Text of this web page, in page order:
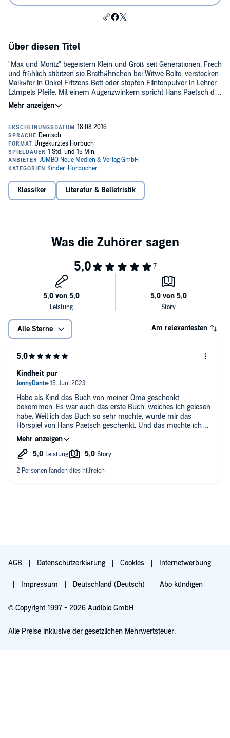
Über diesen Titel
"Max und Moritz" begeistern Klein und Groß seit Generationen. Frech
und fröhlich stibitzen sie Brathähnchen bei Witwe Bolte, verstecken
Maikäfer in Onkel Fritzens Bett oder stopfen Flintenpulver in Lehrer
Lämpels Pfeife. Mit einem Augenzwinkern spricht Hans Paetsch die
weltberühmten Streiche und weitere heitere Geschichten aus der
Feder von Wilhelm Busch. Ein Hörschatz für die ganze Familie - mit
Aus dem Inhalt:
Max und Moritz,
Der hohle Zahn aus "Münchener Bilderbogen,
Es sitzt ein Vogel auf dem Leim aus "Kritik des Herzens",
Die Mücken aus "Zu guter Letzt",
Gefahr im Verzuge aus "Hernach".
Verlag
Klassiker Literatur & Belletristik
Alle Sterne Am relevantesten
Habe als Kind das Buch von meiner Oma geschenkt
bekommen. Es war auch das erste Buch, welches ich gelesen
habe. Weil ich das Buch so sehr mochte, wurde mir das
Hörspiel von Hans Paetsch geschenkt. Und das mochte ich
sogar noch mehr, weil er es so schön gelesen und gesprochen
hat. Auch heute kann ich mich noch sehr stark vertiefen wenn
Hans Paetsch Hörbücher gesprochen hat. Diesen Mann
Kindheit pur
AGB Datenschutzerklärung Cookies Internetwerbung
Impressum Deutschland (Deutsch) Abo kündigen
© Copyright 1997 - 2026 Audible GmbH
Alle Preise inklusive der gesetzlichen Mehrwertsteuer.